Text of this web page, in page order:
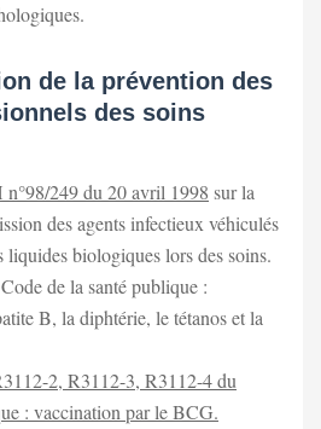
de la prévention des
des soins
249 du 20 avril 1998 sur la
des agents infectieux véhiculés
liquides biologiques lors des soins.
de la santé publique :
B, la diphtérie, le tétanos et la
2, R3112-3, R3112-4du
: vaccination par le BCG.